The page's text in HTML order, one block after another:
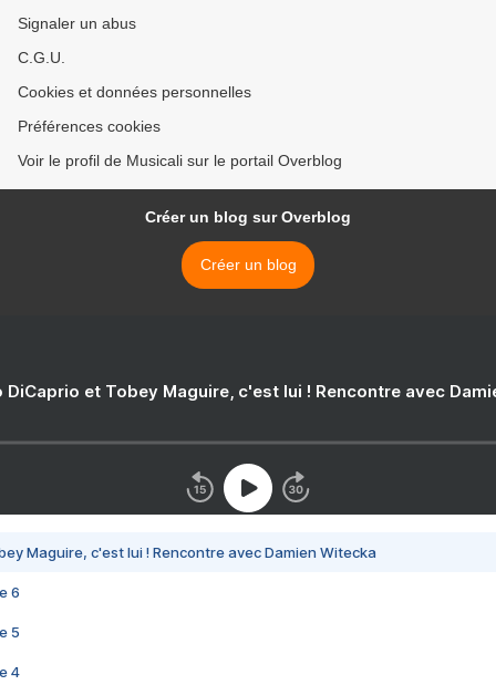
Signaler un abus
C.G.U.
Cookies et données personnelles
Préférences cookies
Voir le profil de Musicali sur le portail Overblog
Créer un blog sur Overblog
Créer un blog
DiCaprio et Tobey Maguire, c'est lui ! Rencontre avec
Maguire, c'est lui ! Rencontre avec Damien Witecka
6
5
4